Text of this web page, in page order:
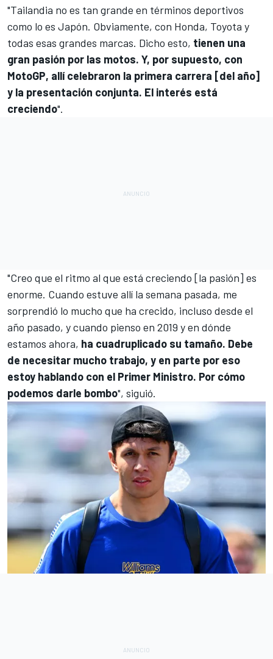
"Tailandia no es tan grande en términos deportivos
como lo es Japón. Obviamente, con Honda, Toyota y
todas esas grandes marcas. Dicho esto, tienen una
gran pasión por las motos. Y, por supuesto, con
MotoGP, allí celebraron la primera carrera [del año]
y la presentación conjunta. El interés está
creciendo".
"Creo que el ritmo al que está creciendo [la pasión] es
enorme. Cuando estuve allí la semana pasada, me
sorprendió lo mucho que ha crecido, incluso desde el
año pasado, y cuando pienso en 2019 y en dónde
estamos ahora, ha cuadruplicado su tamaño. Debe
de necesitar mucho trabajo, y en parte por eso
estoy hablando con el Primer Ministro. Por cómo
podemos darle bombo", siguió.